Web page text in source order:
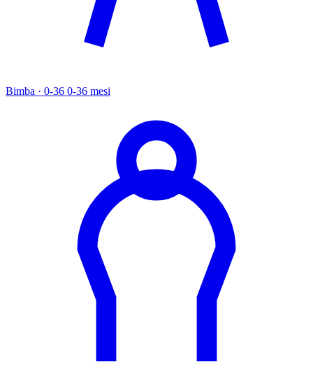
Bimba · 0-36 0-36 mesi